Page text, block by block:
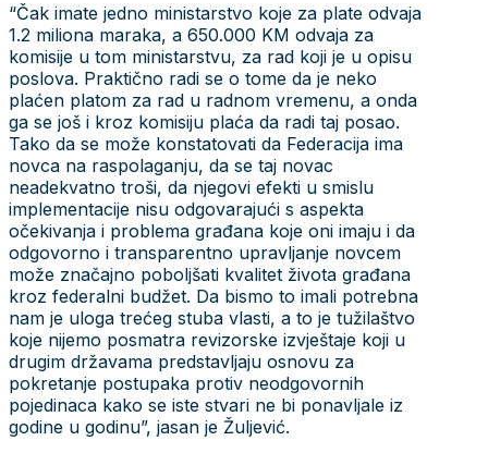
“Čak imate jedno ministarstvo koje za plate odvaja
1.2 miliona maraka, a 650.000 KM odvaja za
komisije u tom ministarstvu, za rad koji je u opisu
poslova. Praktično radi se o tome da je neko
plaćen platom za rad u radnom vremenu, a onda
ga se još i kroz komisiju plaća da radi taj posao.
Tako da se može konstatovati da Federacija ima
novca na raspolaganju, da se taj novac
neadekvatno troši, da njegovi efekti u smislu
implementacije nisu odgovarajući s aspekta
očekivanja i problema građana koje oni imaju i da
odgovorno i transparentno upravljanje novcem
može značajno poboljšati kvalitet života građana
kroz federalni budžet. Da bismo to imali potrebna
nam je uloga trećeg stuba vlasti, a to je tužilaštvo
koje nijemo posmatra revizorske izvještaje koji u
drugim državama predstavljaju osnovu za
pokretanje postupaka protiv neodgovornih
pojedinaca kako se iste stvari ne bi ponavljale iz
godine u godinu”, jasan je Žuljević.